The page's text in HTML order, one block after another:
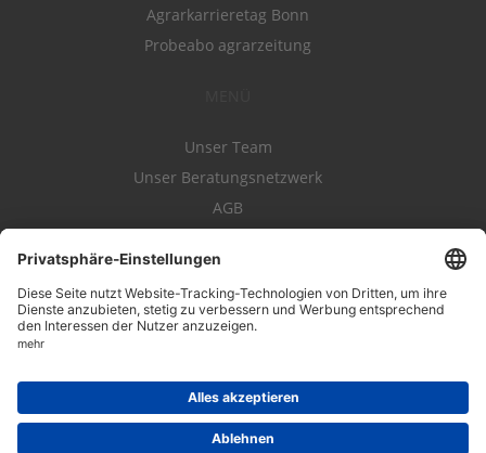
Agrarkarrieretag Bonn
Probeabo agrarzeitung
Unser Team
Unser Beratungsnetzwerk
AGB
Datenschutz
Impressum
Kontakt